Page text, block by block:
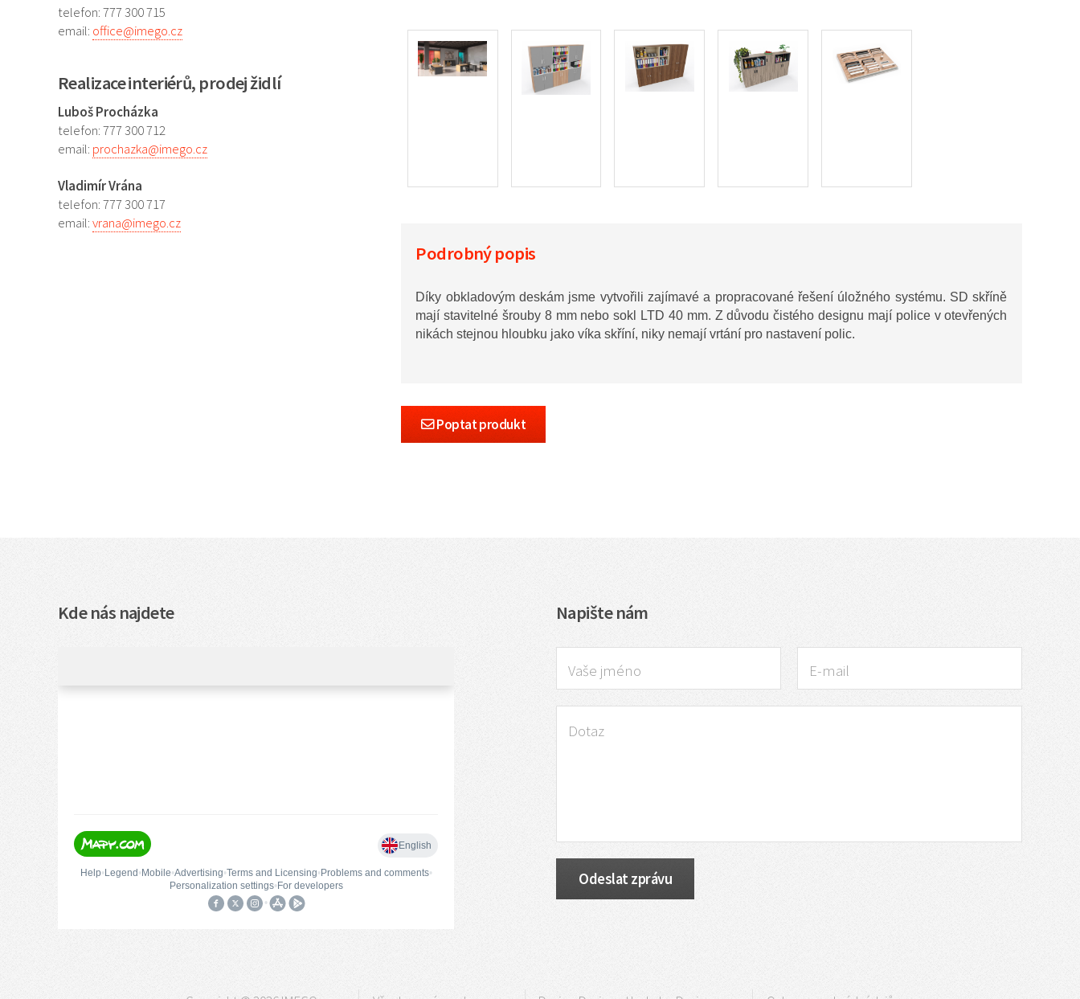
telefon: 777 300 715
email: office@imego.cz
Realizace interiérů, prodej židlí
Luboš Procházka
telefon: 777 300 712
email: prochazka@imego.cz
Vladimír Vrána
telefon: 777 300 717
email:vrana@imego.cz
Podrobný popis
Díky obkladovým deskám jsme vytvořili zajímavé a propracované řešení úložného systému. SD skříně
mají stavitelné šrouby 8 mm nebo sokl LTD 40 mm. Z důvodu čistého designu mají police v otevřených
nikách stejnou hloubku jako víka skříní, niky nemají vrtání pro nastavení polic.
Poptat produkt
Kde nás najdete Napište nám